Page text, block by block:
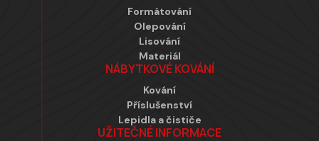
Formátování
Olepování
Lisování
Materiál
NÁBYTKOVÉ KOVÁNÍ
Kování
Příslušenství
Lepidla a čističe
UŽITEČNÉ INFORMACE